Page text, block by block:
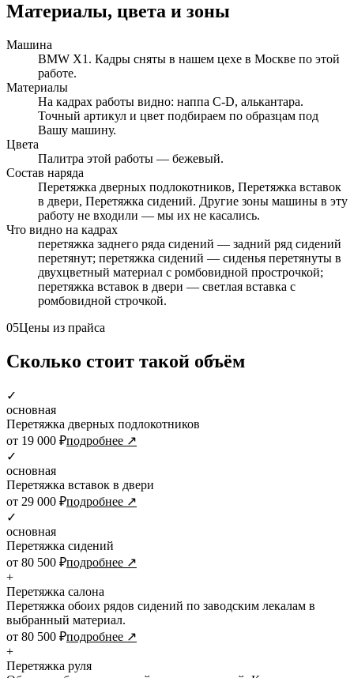
Материалы, цвета и зоны
Машина
BMW X1. Кадры сняты в нашем цехе в Москве по этой
работе.
Материалы
На кадрах работы видно: наппа C-D, алькантара.
Точный артикул и цвет подбираем по образцам под
Вашу машину.
Цвета
Палитра этой работы — бежевый.
Состав наряда
Перетяжка дверных подлокотников, Перетяжка вставок
в двери, Перетяжка сидений. Другие зоны машины в эту
работу не входили — мы их не касались.
Что видно на кадрах
перетяжка заднего ряда сидений — задний ряд сидений
перетянут; перетяжка сидений — сиденья перетянуты в
двухцветный материал с ромбовидной прострочкой;
перетяжка вставок в двери — светлая вставка с
ромбовидной строчкой.
05Цены из прайса
Сколько стоит такой объём
✓
основная
Перетяжка дверных подлокотников
от 19 000 ₽подробнее ↗
✓
основная
Перетяжка вставок в двери
от 29 000 ₽подробнее ↗
✓
основная
Перетяжка сидений
от 80 500 ₽подробнее ↗
+
Перетяжка салона
Перетяжка обоих рядов сидений по заводским лекалам в
выбранный материал.
от 80 500 ₽подробнее ↗
+
Перетяжка руля